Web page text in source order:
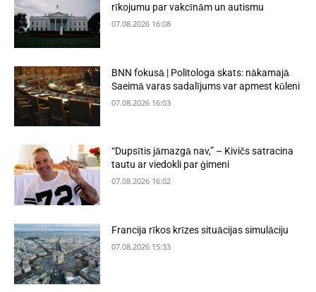
rīkojumu par vakcīnām un autismu
07.08.2026 16:08
BNN fokusā | Politologa skats: nākamajā
Saeimā varas sadalījums var apmest kūleni
07.08.2026 16:03
“Dupsītis jāmazgā nav,” – Kivičs satracina
tautu ar viedokli par ģimeni
07.08.2026 16:02
Francija rīkos krīzes situācijas simulāciju
07.08.2026 15:33